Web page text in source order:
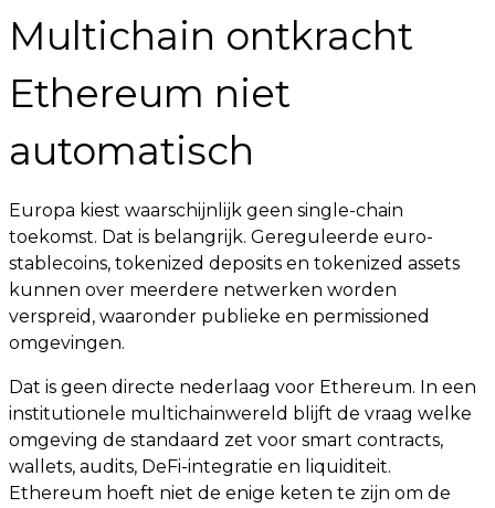
Multichain ontkracht
Ethereum niet
automatisch
Europa kiest waarschijnlijk geen single-chain
toekomst. Dat is belangrijk. Gereguleerde euro-
stablecoins, tokenized deposits en tokenized assets
kunnen over meerdere netwerken worden
verspreid, waaronder publieke en permissioned
omgevingen.
Dat is geen directe nederlaag voor Ethereum. In een
institutionele multichainwereld blijft de vraag welke
omgeving de standaard zet voor smart contracts,
wallets, audits, DeFi-integratie en liquiditeit.
Ethereum hoeft niet de enige keten te zijn om de